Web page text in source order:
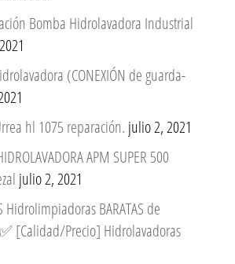
Bomba Hidrolavadora Industrial
(CONEXIÓN de guarda-
hl 1075 reparación. julio 2, 2021
APM SUPER 500
julio 2, 2021
Hidrolimpiadoras BARATAS de
[Calidad/Precio] Hidrolavadoras